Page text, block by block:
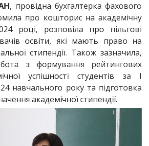
, провідна бухгалтерка фахового
про кошторис на академічну
році, розповіла про пільгові
освіти, які мають право на
стипендії. Також зазначила,
з формування рейтингових
успішності студентів за І
навчального року та підготовка
академічної стипендії.